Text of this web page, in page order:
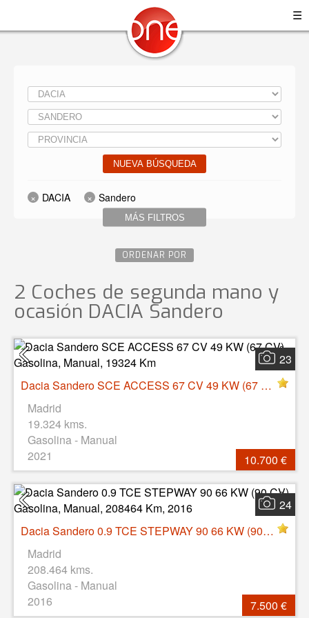
☰
NUEVA BÚSQUEDA
MÁS FILTROS
DACIA Sandero
ORDENAR POR
2 Coches de segunda mano y
ocasión DACIA Sandero
23
Dacia Sandero SCE ACCESS 67 CV 49 KW (67 CV), Gasolina, Manual, 19324 Km
Madrid
19.324 kms.
Gasolina - Manual
2021
10.700 €
24
Dacia Sandero 0.9 TCE STEPWAY 90 66 KW (90 CV), Gasolina, Manual, 208464 Km, 2016
Madrid
208.464 kms.
Gasolina - Manual
2016
7.500 €